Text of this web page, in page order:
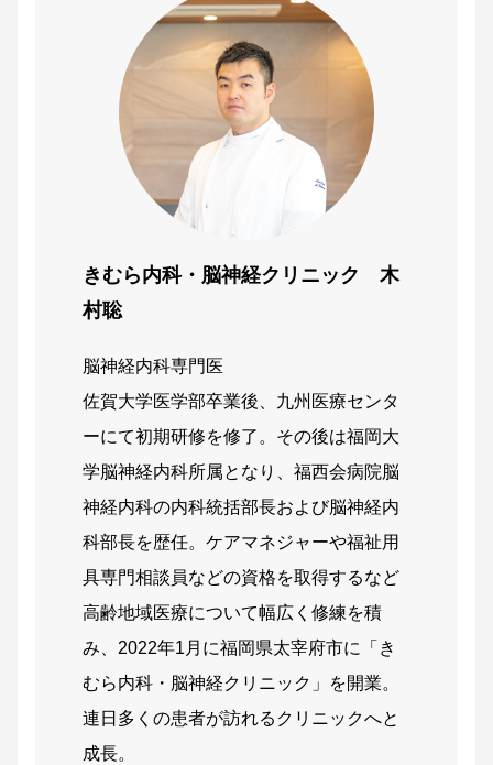
きむら内科・脳神経クリニック 木
村聡
脳神経内科専門医
佐賀大学医学部卒業後、九州医療センタ
ーにて初期研修を修了。その後は福岡大
学脳神経内科所属となり、福西会病院脳
神経内科の内科統括部長および脳神経内
科部長を歴任。ケアマネジャーや福祉用
具専門相談員などの資格を取得するなど
高齢地域医療について幅広く修練を積
み、2022年1月に福岡県太宰府市に「き
むら内科・脳神経クリニック」を開業。
連日多くの患者が訪れるクリニックへと
成長。